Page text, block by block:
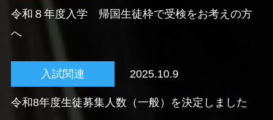
令和８年度入学 帰国生徒枠で受検をお考えの方
へ
入試関連 2025.10.9
令和8年度生徒募集人数（一般）を決定しました